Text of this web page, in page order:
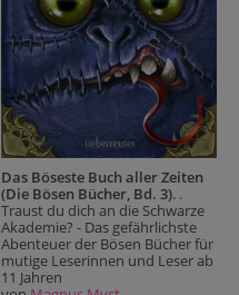
Das Böseste Buch aller Zeiten
(Die Bösen Bücher, Bd. 3). .
Traust du dich an die Schwarze
Akademie? - Das gefährlichste
Abenteuer der Bösen Bücher für
mutige Leserinnen und Leser ab
11 Jahren